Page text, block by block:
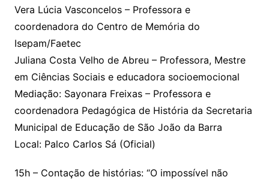
Vera Lúcia Vasconcelos – Professora e
coordenadora do Centro de Memória do
Isepam/Faetec
Juliana Costa Velho de Abreu – Professora, Mestre
em Ciências Sociais e educadora socioemocional
Mediação: Sayonara Freixas – Professora e
coordenadora Pedagógica de História da Secretaria
Municipal de Educação de São João da Barra
Local: Palco Carlos Sá (Oficial)
15h – Contação de histórias: “O impossível não